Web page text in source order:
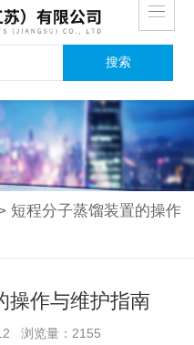
短程分子蒸馏装置的操作
操作与维护指南
浏览量：2155